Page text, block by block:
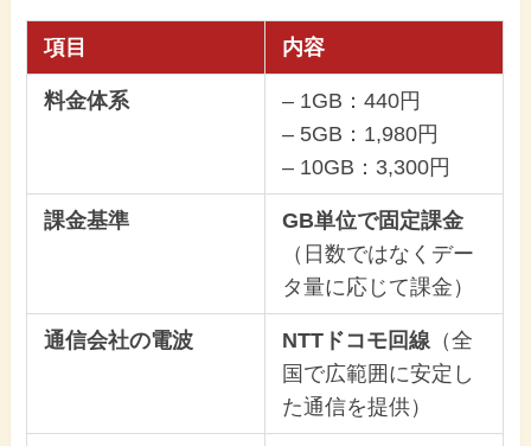
項目 内容
料金体系
– 1GB：440円
– 5GB：1,980円
– 10GB：3,300円
課金基準
GB単位で固定課金
（日数ではなくデー
タ量に応じて課金）
通信会社の電波 NTTドコモ回線 （全
国で広範囲に安定し
た通信を提供）